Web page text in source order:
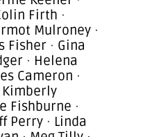
Firth ·
Mulroney ·
Fisher · Gina
· Helena
Cameron ·
Kimberly
Fishburne ·
Perry · Linda